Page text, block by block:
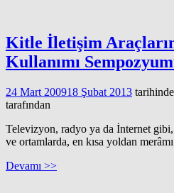
Kitle İletişim
Kullanımı
24 Mart 200918 Şubat 2013
tarafından
Televizyon, radyo ya da İnternet
ve ortamlarda, en kısa yoldan
Devamı >>